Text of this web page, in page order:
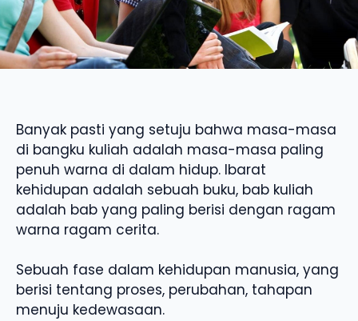
Banyak pasti yang setuju bahwa masa-masa
di bangku kuliah adalah masa-masa paling
penuh warna di dalam hidup. Ibarat
kehidupan adalah sebuah buku, bab kuliah
adalah bab yang paling berisi dengan ragam
warna ragam cerita.
Sebuah fase dalam kehidupan manusia, yang
berisi tentang proses, perubahan, tahapan
menuju kedewasaan.